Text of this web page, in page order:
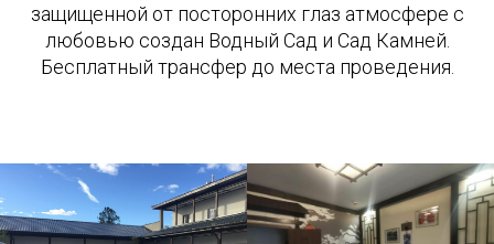
защищенной от посторонних глаз атмосфере с
любовью создан Водный Сад и Сад Камней.
Бесплатный трансфер до места проведения.